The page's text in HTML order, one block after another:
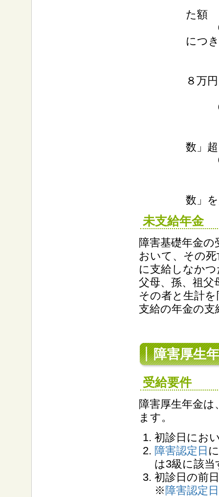
た額
②扶
につ
８万円
③２
数」
④全
数」
未支給年金
障害基礎年金
おいて、その
に支給しなか
父母、孫、祖
その者と生計
支給の年金の
障害厚生
受給要件
障害厚生年金
ます。
初診日にお
障害認定日
は3級に該
初診日の前
※ 障害認定日